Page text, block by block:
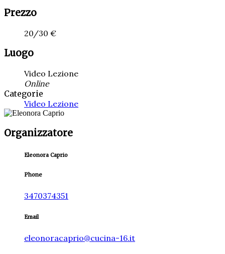
Prezzo
20/30 €
Luogo
Video Lezione
Online
Categorie
Video Lezione
Organizzatore
Eleonora Caprio
Phone
3470374351
Email
eleonoracaprio@cucina-16.it